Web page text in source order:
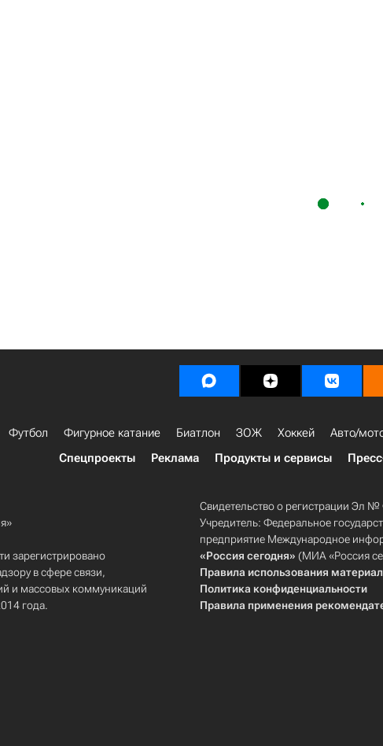
Футбол Фигурное катание Биатлон ЗОЖ Хоккей Авто/
Спецпроекты
Реклама Продукты и сервисы
зарегистрировано
в сфере связи,
и массовых коммуникаций
года.
Свидетельство о регистрации Эл
Учредитель: Федеральное
предприятие Международное
«Россия сегодня» (МИА «Россия
Правила использования
Политика конфиденциальности
Правила применения